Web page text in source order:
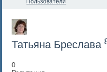
Пользователи
Татьяна Бреслава
0